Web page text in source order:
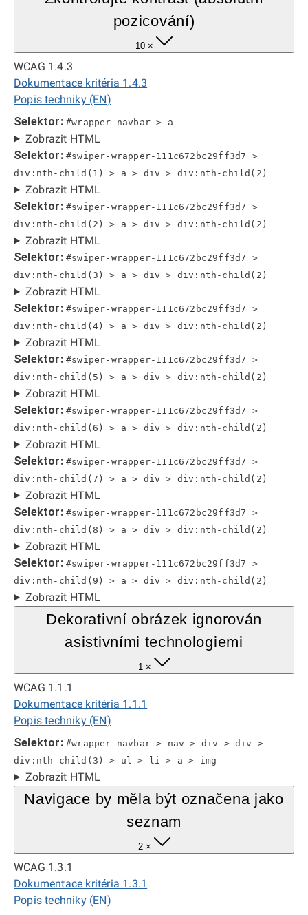
pozicování)
10 ×
WCAG 1.4.3
Dokumentace kritéria 1.4.3
Popis techniky (EN)
Selektor: #wrapper-navbar > a
Zobrazit HTML
Selektor: #swiper-wrapper-111c672bc29ff3d7 >
div:nth-child(1) > a > div > div:nth-child(2)
Zobrazit HTML
Selektor: #swiper-wrapper-111c672bc29ff3d7 >
div:nth-child(2) > a > div > div:nth-child(2)
Zobrazit HTML
Selektor: #swiper-wrapper-111c672bc29ff3d7 >
div:nth-child(3) > a > div > div:nth-child(2)
Zobrazit HTML
Selektor: #swiper-wrapper-111c672bc29ff3d7 >
div:nth-child(4) > a > div > div:nth-child(2)
Zobrazit HTML
Selektor: #swiper-wrapper-111c672bc29ff3d7 >
div:nth-child(5) > a > div > div:nth-child(2)
Zobrazit HTML
Selektor: #swiper-wrapper-111c672bc29ff3d7 >
div:nth-child(6) > a > div > div:nth-child(2)
Zobrazit HTML
Selektor: #swiper-wrapper-111c672bc29ff3d7 >
div:nth-child(7) > a > div > div:nth-child(2)
Zobrazit HTML
Selektor: #swiper-wrapper-111c672bc29ff3d7 >
div:nth-child(8) > a > div > div:nth-child(2)
Zobrazit HTML
Selektor: #swiper-wrapper-111c672bc29ff3d7 >
div:nth-child(9) > a > div > div:nth-child(2)
Zobrazit HTML
Dekorativní obrázek ignorován
asistivními technologiemi
1 ×
WCAG 1.1.1
Dokumentace kritéria 1.1.1
Popis techniky (EN)
Selektor: #wrapper-navbar > nav > div > div >
div:nth-child(3) > ul > li > a > img
Zobrazit HTML
Navigace by měla být označena jako
seznam
2 ×
WCAG 1.3.1
Dokumentace kritéria 1.3.1
Popis techniky (EN)